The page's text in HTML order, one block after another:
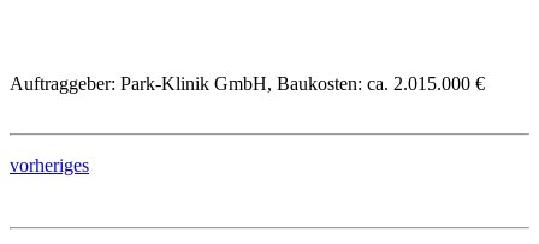
Auftraggeber: Park-Klinik GmbH, Baukosten: ca. 2.015.000 €
vorheriges